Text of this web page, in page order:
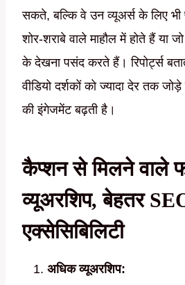
सकते, बल्कि वे उन व्यूअर्स के लिए भी
शोर-शराबे वाले माहौल में होते हैं या
के देखना पसंद करते हैं। रिपोर्ट्स
वीडियो दर्शकों को ज्यादा देर तक
की इंगेजमेंट बढ़ती है।
कैप्शन से मिलने वाले
व्यूअरशिप, बेहतर
एक्सेसिबिलिटी
अधिक व्यूअरशिप: